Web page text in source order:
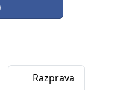
Razprava